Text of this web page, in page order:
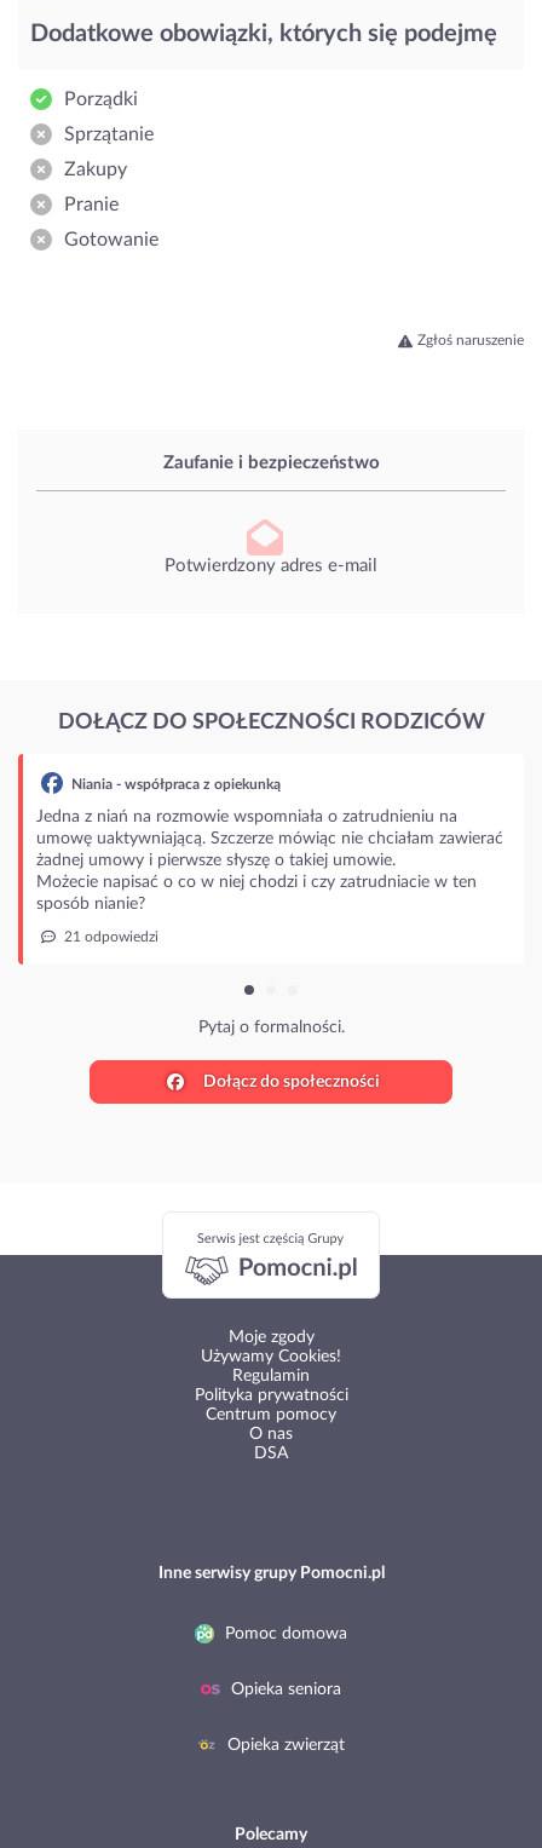
Zaufanie i bezpieczeństwo
Potwierdzony adres e-mail
Dodatkowe obowiązki, których się podejmę
Porządki
Sprzątanie
Zakupy
Pranie
Gotowanie
Zgłoś naruszenie
DOŁĄCZ DO SPOŁECZNOŚCI RODZICÓW
Niania - współpraca z opiekunką
Jedna z niań na rozmowie wspomniała o zatrudnieniu na
umowę uaktywniającą. Szczerze mówiąc nie chciałam zawierać
żadnej umowy i pierwsze słyszę o takiej umowie.
Możecie napisać o co w niej chodzi i czy zatrudniacie w ten
sposób nianie?
21 odpowiedzi
Pytaj o formalności.
Dołącz do społeczności
Moje zgody
Używamy Cookies!
Regulamin
Polityka prywatności
Centrum pomocy
O nas
DSA
Inne serwisy grupy Pomocni.pl
Pomoc domowa
Opieka seniora
Opieka zwierząt
Polecamy